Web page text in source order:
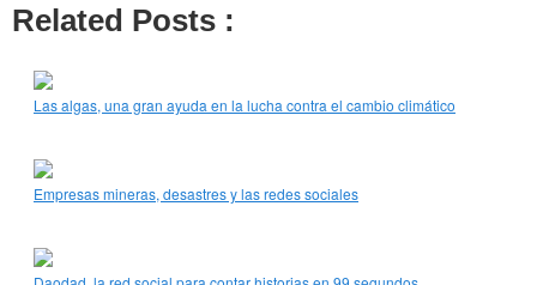
Related Posts :
Las algas, una gran ayuda en la lucha contra el cambio climático
Empresas mineras, desastres y las redes sociales